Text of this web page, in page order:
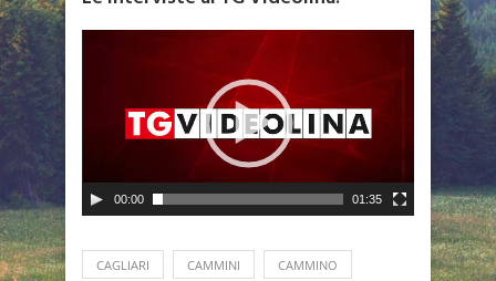
00:00 01:35
CAGLIARI CAMMINI CAMMINO